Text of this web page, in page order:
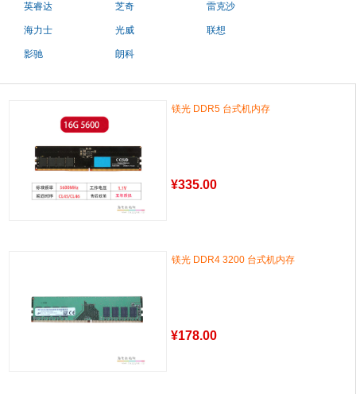
英睿达 芝奇 雷克沙
海力士 光威 联想
影驰 朗科
镁光 DDR5 台式机内存
¥335.00
镁光 DDR4 3200 台式机内存
¥178.00